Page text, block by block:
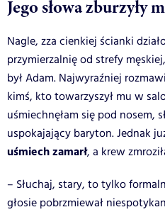
Jego słowa zburzyły
Nagle, zza cienkiej ścianki
przymierzalnię od strefy
był Adam. Najwyraźniej
kimś, kto towarzyszył mu w
uśmiechnęłam się pod nosem,
uspokajający baryton. Jednak
uśmiech zamarł, a krew
– Słuchaj, stary, to tylko
głosie pobrzmiewał